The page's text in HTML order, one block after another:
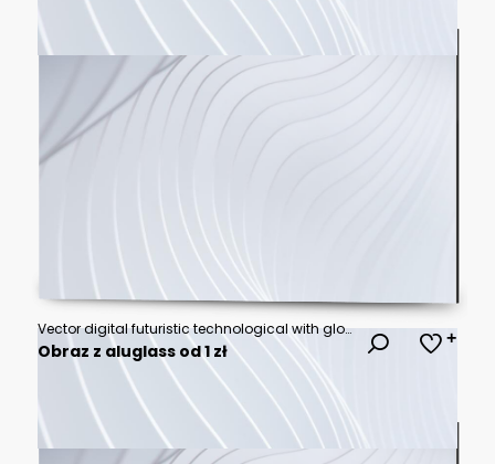
Vector digital futuristic technological with global connection with global lines and dots abstract background
Obraz z aluglass od 1 zł